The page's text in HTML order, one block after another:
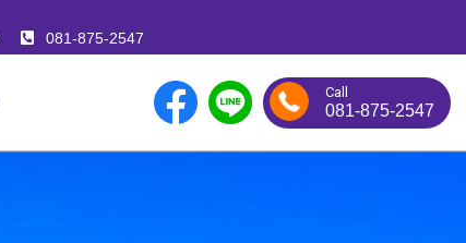
081-875-2547
Call
081-875-2547